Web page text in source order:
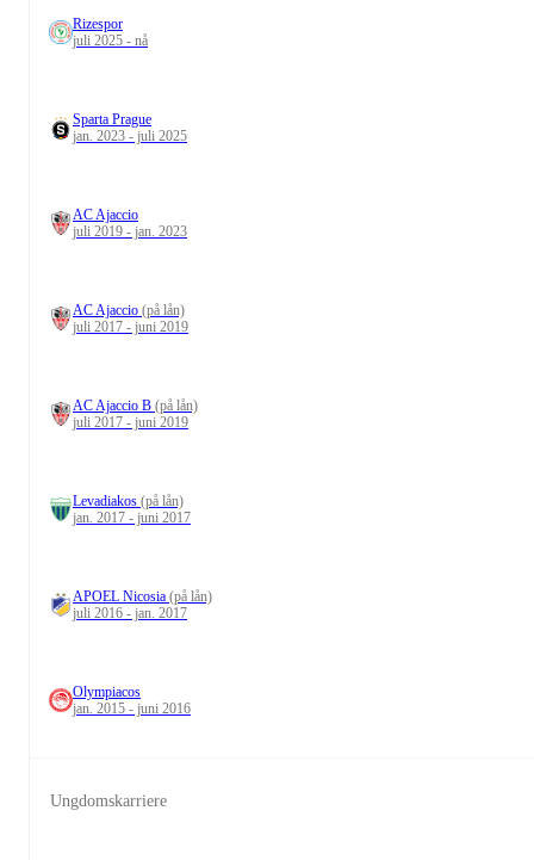
Rizespor
juli 2025 - nå
Sparta Prague
jan. 2023 - juli 2025
AC Ajaccio
juli 2019 - jan. 2023
AC Ajaccio (på lån)
juli 2017 - juni 2019
AC Ajaccio B (på lån)
juli 2017 - juni 2019
Levadiakos (på lån)
jan. 2017 - juni 2017
APOEL Nicosia (på lån)
juli 2016 - jan. 2017
Olympiacos
jan. 2015 - juni 2016
Ungdomskarriere